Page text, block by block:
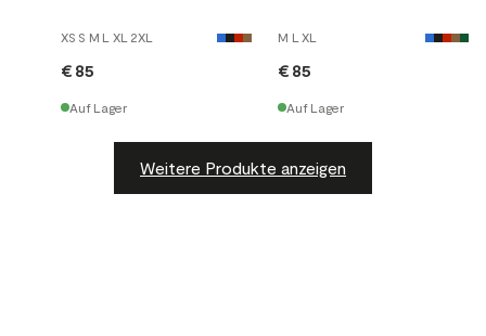
XS S M L XL 2XL
€ 85
Auf Lager
M L XL
€ 85
Auf Lager
Weitere Produkte anzeigen